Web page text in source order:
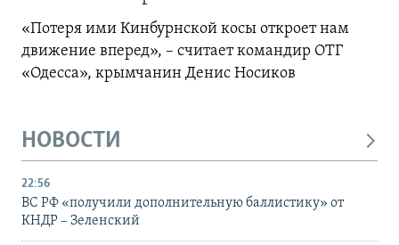
«Потеря ими Кинбурнской косы откроет нам
движение вперед», – считает командир ОТГ
«Одесса», крымчанин Денис Носиков
НОВОСТИ
22:56
ВС РФ «получили дополнительную баллистику» от
КНДР – Зеленский